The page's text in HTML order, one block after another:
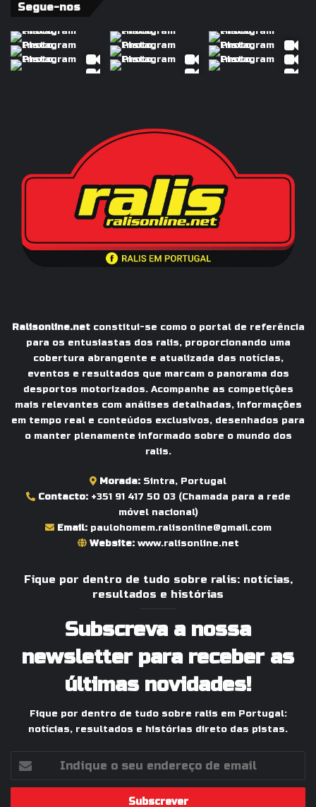
Segue-nos
Ralisonline.netconstitui-se como o portal de referência
para os entusiastas dos ralis, proporcionando uma
cobertura abrangente e atualizada das notícias,
eventos e resultados que marcam o panorama dos
desportos motorizados. Acompanhe as competições
mais relevantes com análises detalhadas, informações
em tempo real e conteúdos exclusivos, desenhados para
o manter plenamente informado sobre o mundo dos
ralis.
Morada: Sintra, Portugal
Contacto: +351 91 417 50 03(Chamada para a rede
móvel nacional)
Email: paulohomem.ralisonline@gmail.com
Website: www.ralisonline.net
Fique por dentro de tudo sobre ralis: notícias,
resultados e histórias
Subscreva a nossa
newsletter para receber as
últimas novidades!
Fique por dentro de tudo sobre ralis em Portugal:
notícias, resultados e histórias direto das pistas.
seu